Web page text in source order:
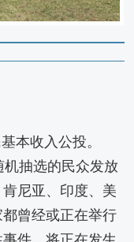
本收入公投。
抽选的民众发放
尼亚、印度、美
曾经或正在举行